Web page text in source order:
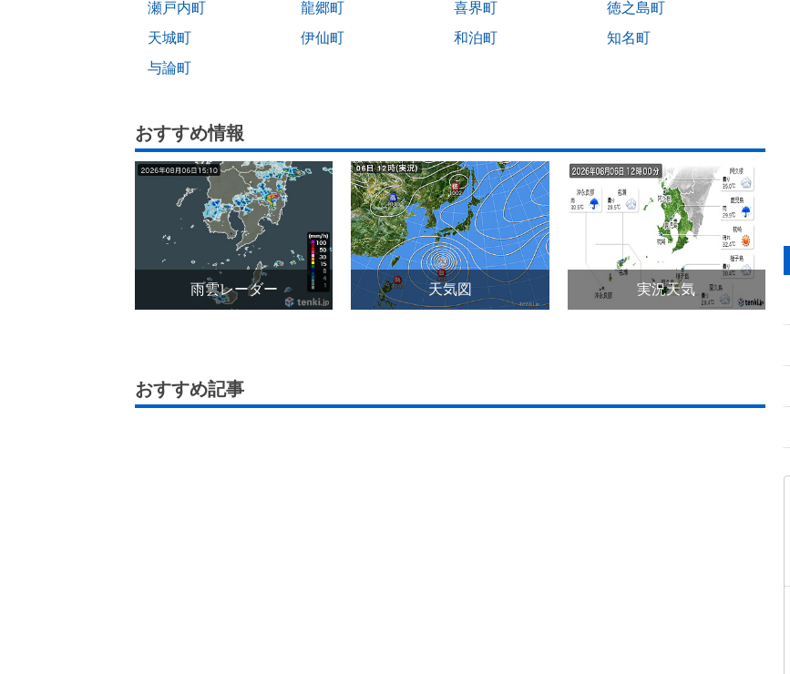
瀬戸内町
龍郷町 喜界町
徳之島町
天城町
伊仙町 和泊町
知名町
与論町
おすすめ情報
雨雲レーダー 天気図 実況天気
おすすめ記事